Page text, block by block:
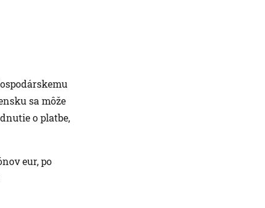
sa môže
o platbe,
eur, po